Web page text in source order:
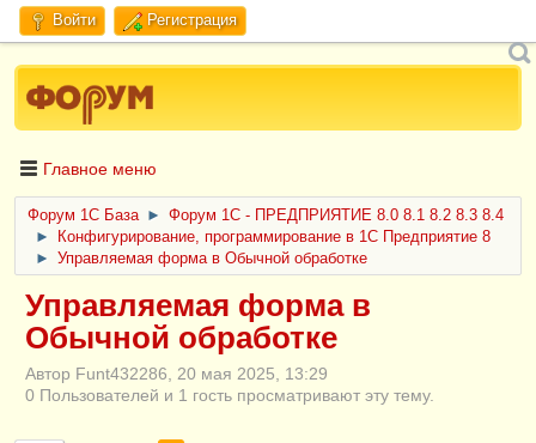
Войти Регистрация
Главное меню
Форум 1C База ►
Форум 1С - ПРЕДПРИЯТИЕ 8.0 8.1 8.2 8.3 8.4
►
Конфигурирование, программирование в 1С Предприятие 8
►
Управляемая форма в Обычной обработке
Управляемая форма в
Обычной обработке
Автор Funt432286, 20 мая 2025, 13:29
0 Пользователей и 1 гость просматривают эту тему.